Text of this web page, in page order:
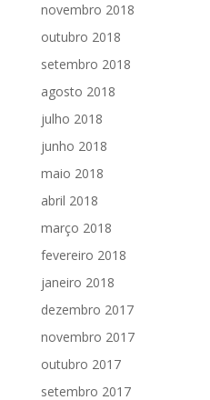
novembro 2018
outubro 2018
setembro 2018
agosto 2018
julho 2018
junho 2018
maio 2018
abril 2018
março 2018
fevereiro 2018
janeiro 2018
dezembro 2017
novembro 2017
outubro 2017
setembro 2017